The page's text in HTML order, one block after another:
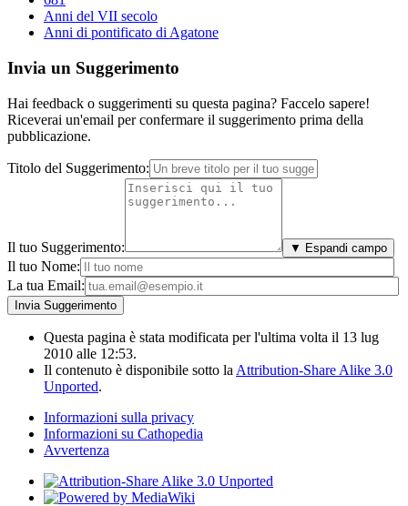
Anni del VII secolo
Anni di pontificato di Agatone
Invia un Suggerimento
Hai feedback o suggerimenti su questa pagina? Faccelo sapere!
Riceverai un'email per confermare il suggerimento prima della
pubblicazione.
Titolo del Suggerimento:
Il tuo Suggerimento: ▼ Espandi campo
Il tuo Nome:
La tua Email:
Questa pagina è stata modificata per l'ultima volta il 13 lug
2010 alle 12:53.
Il contenuto è disponibile sotto la Attribution-Share Alike 3.0
Unported.
Informazioni sulla privacy
Informazioni su Cathopedia
Avvertenza